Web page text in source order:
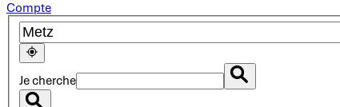
Compte
Je cherche